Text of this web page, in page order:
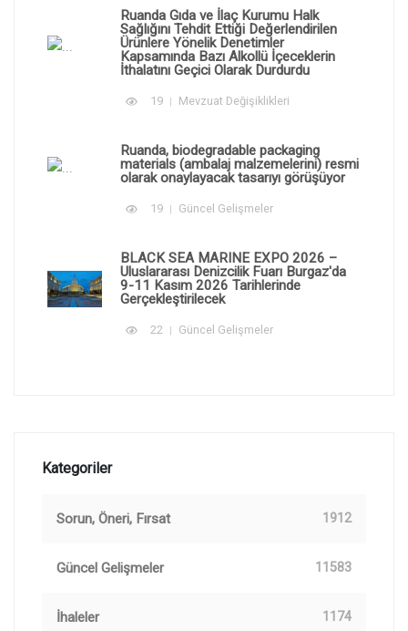
Ruanda Gıda ve İlaç Kurumu Halk
Sağlığını Tehdit Ettiği Değerlendirilen
Ürünlere Yönelik Denetimler
Kapsamında Bazı Alkollü İçeceklerin
İthalatını Geçici Olarak Durdurdu
19 Mevzuat Değişiklikleri
Ruanda, biodegradable packaging
materials (ambalaj malzemelerini) resmi
olarak onaylayacak tasarıyı görüşüyor
19 Güncel Gelişmeler
BLACK SEA MARINE EXPO 2026 –
Uluslararası Denizcilik Fuarı Burgaz'da
9-11 Kasım 2026 Tarihlerinde
Gerçekleştirilecek
22 Güncel Gelişmeler
Kategoriler
Sorun, Öneri, Fırsat 1912
Güncel Gelişmeler 11583
İhaleler 1174